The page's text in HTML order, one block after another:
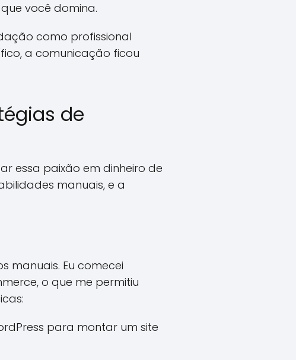
você domina.
como profissional
a comunicação ficou
de
essa paixão em dinheiro de
manuais, e a
manuais. Eu comecei
o que me permitiu
para montar um site